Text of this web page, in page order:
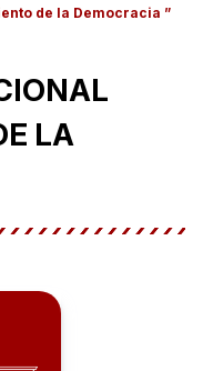
de la Democracia ”
LA